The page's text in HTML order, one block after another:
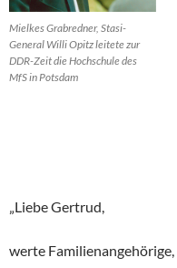
Mielkes Grabredner, Stasi-
General Willi Opitz leitete zur
DDR-Zeit die Hochschule des
MfS in Potsdam
„Liebe Gertrud,
werte Familienangehörige,